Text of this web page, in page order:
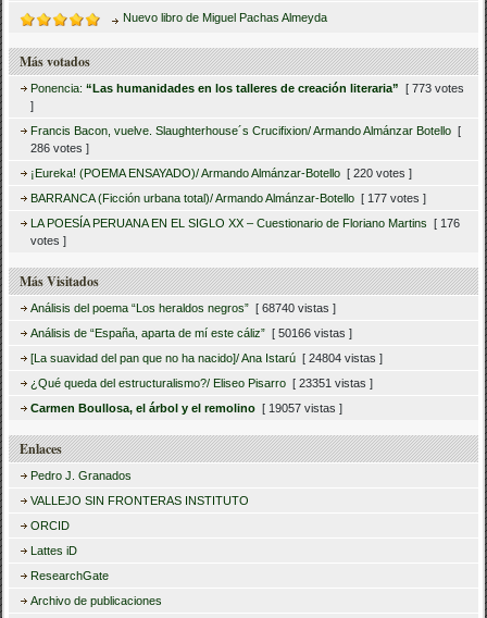
Nuevo libro de Miguel Pachas Almeyda
Más votados
Ponencia:“Las humanidades en los talleres de creación literaria”
[ 773 votes
]
Francis Bacon, vuelve. Slaughterhouse´s Crucifixion/ Armando Almánzar Botello [
286 votes ]
¡Eureka! (POEMA ENSAYADO)/ Armando Almánzar-Botello [ 220 votes ]
BARRANCA (Ficción urbana total)/ Armando Almánzar-Botello [ 177 votes ]
LA POESÍA PERUANA EN EL SIGLO XX – Cuestionario de Floriano Martins
[ 176
votes ]
Más Visitados
Análisis del poema “Los heraldos negros” [ 68740 vistas ]
Análisis de “España, aparta de mí este cáliz” [ 50166 vistas ]
[La suavidad del pan que no ha nacido]/ Ana Istarú [ 24804 vistas ]
¿Qué queda del estructuralismo?/ Eliseo Pisarro [ 23351 vistas ]
Carmen Boullosa, el árbol y el remolino [ 19057 vistas ]
Enlaces
Pedro J. Granados
VALLEJO SIN FRONTERAS INSTITUTO
ORCID
Lattes iD
ResearchGate
Archivo de publicaciones